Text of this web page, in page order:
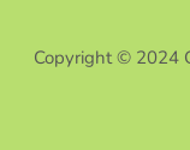
Copyright © 2024